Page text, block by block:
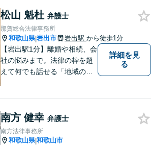
松山 魁杜 弁護士
那賀総合法律事務所
和歌山県|岩出市 岩出駅 から徒歩1分
【岩出駅1分】離婚や相続、会
社の悩みまで。法律の枠を超
えて何でも話せる「地域のか
育ちの私が丁寧にサポートし
ます。【丁寧なヒアリング】
【休日や夜間相談も柔軟に対
詳細を見
る
南方 健幸 弁護士
南方法律事務所
和歌山県|和歌山市